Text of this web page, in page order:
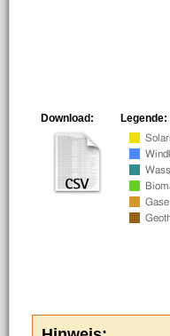
Legende:
Download: